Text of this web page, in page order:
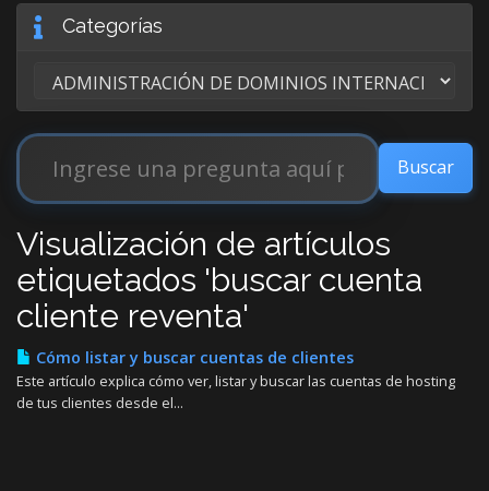
Categorías
Visualización de artículos
etiquetados 'buscar cuenta
cliente reventa'
Cómo listar y buscar cuentas de clientes
Este artículo explica cómo ver, listar y buscar las cuentas de hosting
de tus clientes desde el...